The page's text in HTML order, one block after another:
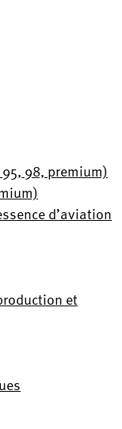
98, premium)
d’aviation
et